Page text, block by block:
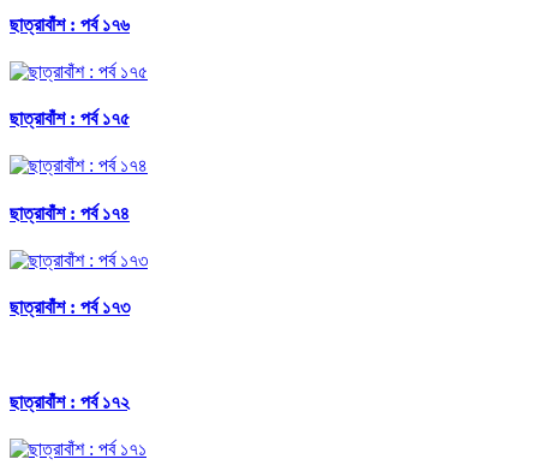
ছাত্রাবাঁশ : পর্ব ১৭৬
ছাত্রাবাঁশ : পর্ব ১৭৫
ছাত্রাবাঁশ : পর্ব ১৭৪
ছাত্রাবাঁশ : পর্ব ১৭৩
ছাত্রাবাঁশ : পর্ব ১৭২